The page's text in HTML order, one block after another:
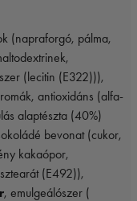
(napraforgó, pálma,
(lecitin (E322))),
antioxidáns (alfa-
alaptészta (40%)
bevonat (cukor,
kakaópor,
(E492)),
, emulgeálószer (